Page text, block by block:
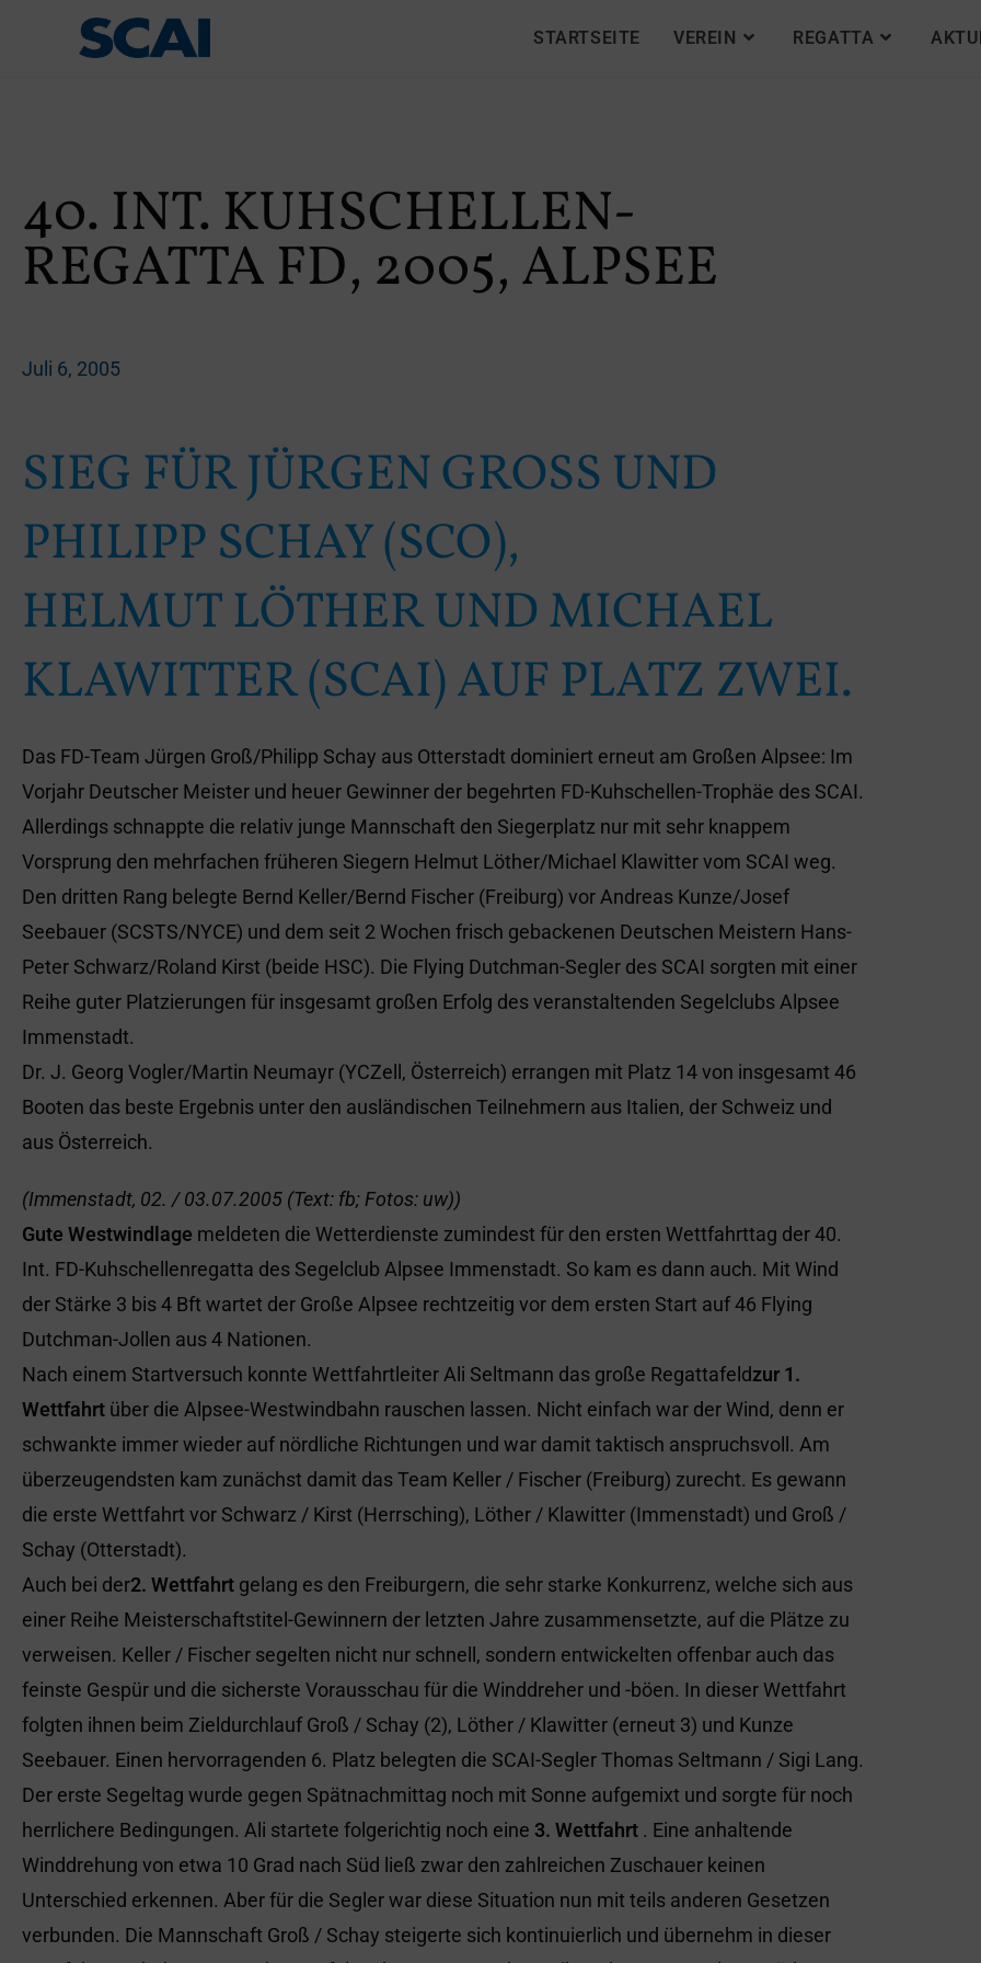
STARTSEITE VEREIN REGATTA
40. INT. KUHSCHELLEN-
REGATTA FD, 2005, ALPSEE
Juli 6, 2005
SIEG FÜR JÜRGEN GROSS UND P
HILIPP SCHAY (SCO),
HELMUT LÖTHER UND MICHAEL
KLAWITTER (SCAI) AUF PLATZ ZWEI.
Das FD-Team Jürgen Groß/Philipp Schay aus Otterstadt dominiert erneut am Großen Alpsee: Im
Vorjahr Deutscher Meister und heuer Gewinner der begehrten FD-Kuhschellen-Trophäe des SCAI.
Allerdings schnappte die relativ junge Mannschaft den Siegerplatz nur mit sehr knappem
Vorsprung den mehrfachen früheren Siegern Helmut Löther/Michael Klawitter vom SCAI weg.
Den dritten Rang belegte Bernd Keller/Bernd Fischer (Freiburg) vor Andreas Kunze/Josef
Seebauer (SCSTS/NYCE) und dem seit 2 Wochen frisch gebackenen Deutschen Meistern Hans-
Peter Schwarz/Roland Kirst (beide HSC). Die Flying Dutchman-Segler des SCAI sorgten mit einer
Reihe guter Platzierungen für insgesamt großen Erfolg des veranstaltenden Segelclubs Alpsee
Immenstadt.
Dr. J. Georg Vogler/Martin Neumayr (YCZell, Österreich) errangen mit Platz 14 von insgesamt 46
Booten das beste Ergebnis unter den ausländischen Teilnehmern aus Italien, der Schweiz und
aus Österreich.
(Immenstadt, 02. / 03.07.2005 (Text: fb; Fotos: uw))
Gute Westwindlage meldeten die Wetterdienste zumindest für den ersten Wettfahrttag der 40.
Int. FD-Kuhschellenregatta des Segelclub Alpsee Immenstadt. So kam es dann auch. Mit Wind
der Stärke 3 bis 4 Bft wartet der Große Alpsee rechtzeitig vor dem ersten Start auf 46 Flying
Dutchman-Jollen aus 4 Nationen.
Nach einem Startversuch konnte Wettfahrtleiter Ali Seltmann das große Regattafeldzur 1.
Wettfahrt über die Alpsee-Westwindbahn rauschen lassen. Nicht einfach war der Wind, denn er
schwankte immer wieder auf nördliche Richtungen und war damit taktisch anspruchsvoll. Am
überzeugendsten kam zunächst damit das Team Keller / Fischer (Freiburg) zurecht. Es gewann
die erste Wettfahrt vor Schwarz / Kirst (Herrsching), Löther / Klawitter (Immenstadt) und Groß /
Schay (Otterstadt).
Auch bei der2. Wettfahrt gelang es den Freiburgern, die sehr starke Konkurrenz, welche sich aus
einer Reihe Meisterschaftstitel-Gewinnern der letzten Jahre zusammensetzte, auf die Plätze zu
verweisen. Keller / Fischer segelten nicht nur schnell, sondern entwickelten offenbar auch das
feinste Gespür und die sicherste Vorausschau für die Winddreher und -böen. In dieser Wettfahrt
folgten ihnen beim Zieldurchlauf Groß / Schay (2), Löther / Klawitter (erneut 3) und Kunze
Seebauer. Einen hervorragenden 6. Platz belegten die SCAI-Segler Thomas Seltmann / Sigi Lang.
Der erste Segeltag wurde gegen Spätnachmittag noch mit Sonne aufgemixt und sorgte für noch
herrlichere Bedingungen. Ali startete folgerichtig noch eine 3. Wettfahrt . Eine anhaltende
Winddrehung von etwa 10 Grad nach Süd ließ zwar den zahlreichen Zuschauer keinen
Unterschied erkennen. Aber für die Segler war diese Situation nun mit teils anderen Gesetzen
verbunden. Die Mannschaft Groß / Schay steigerte sich kontinuierlich und übernehm in dieser